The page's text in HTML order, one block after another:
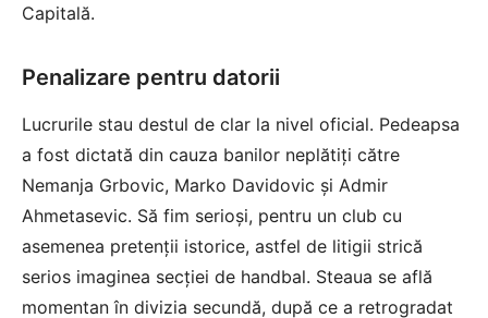
Capitală.
Penalizare pentru datorii
Lucrurile stau destul de clar la nivel oficial. Pedeapsa
a fost dictată din cauza banilor neplătiți către
Nemanja Grbovic, Marko Davidovic și Admir
Ahmetasevic. Să fim serioși, pentru un club cu
asemenea pretenții istorice, astfel de litigii strică
serios imaginea secției de handbal. Steaua se află
momentan în divizia secundă, după ce a retrogradat